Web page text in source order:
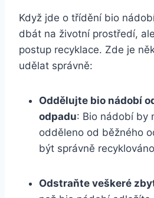
Když​ jde ⁣o třídění bio
⁤dbát na životní prostředí,
postup recyklace. Zde je
udělat⁢ správně:
Oddělujte​ bio nádobí
odpadu: Bio nádobí by
odděleno od běžného
být správně
Odstraňte veškeré